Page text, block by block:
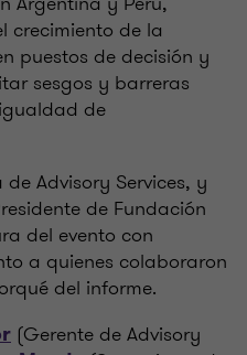
crecimiento de la
puestos de decisión y
sesgos y barreras
de
de Advisory Services, y
de Fundación
del evento con
a quienes colaboraron
del informe.
(Gerente de Advisory